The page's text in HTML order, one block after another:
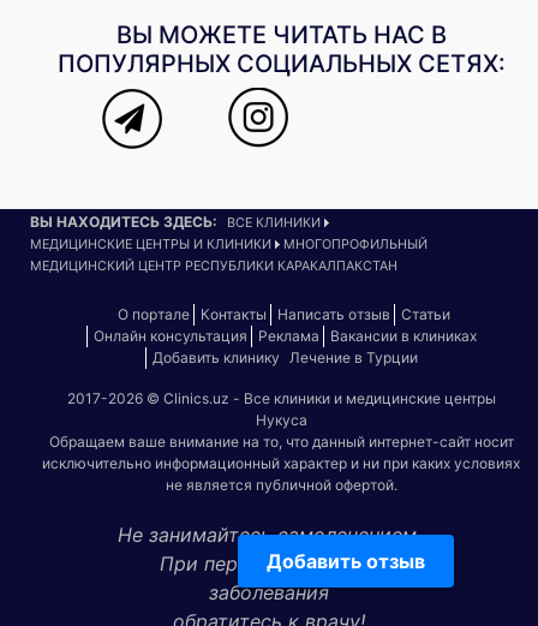
Добавить отзыв
ВЫ МОЖЕТЕ ЧИТАТЬ НАС В
ПОПУЛЯРНЫХ СОЦИАЛЬНЫХ СЕТЯХ:
ВЫ НАХОДИТЕСЬ ЗДЕСЬ:
ВСЕ КЛИНИКИ
МЕДИЦИНСКИЕ ЦЕНТРЫ И КЛИНИКИ
МНОГОПРОФИЛЬНЫЙ
МЕДИЦИНСКИЙ ЦЕНТР РЕСПУБЛИКИ КАРАКАЛПАКСТАН
О портале Контакты Написать отзыв
Статьи
Онлайн консультация
Реклама
Вакансии в клиниках
Добавить клинику
Лечение в Турции
2017-2026 © Clinics.uz - Все клиники и медицинские центры
Нукуса
Обращаем ваше внимание на то, что данный интернет-сайт носит
исключительно информационный характер и ни при каких условиях
не является публичной офертой.
Не занимайтесь самолечением.
При первых признаках
заболевания
обратитесь к врачу!